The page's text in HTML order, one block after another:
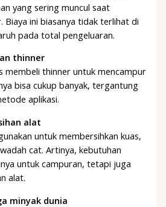
yang sering muncul saat
Biaya ini biasanya tidak terlihat di
pada total pengeluaran.
thinner
membeli thinner untuk mencampur
bisa cukup banyak, tergantung
aplikasi.
alat
untuk membersihkan kuas,
cat. Artinya, kebutuhan
untuk campuran, tetapi juga
alat.
minyak dunia